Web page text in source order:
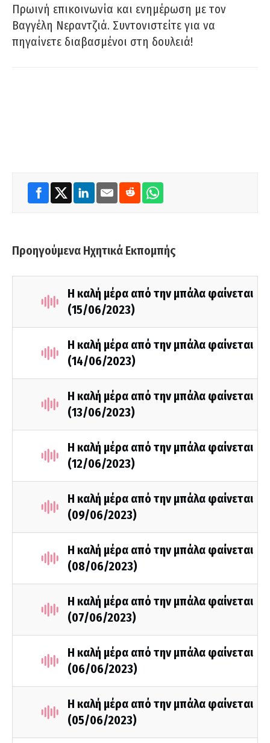
Πρωινή επικοινωνία και ενημέρωση με τον
Βαγγέλη Νεραντζιά. Συντονιστείτε για να
πηγαίνετε διαβασμένοι στη δουλειά!
Προηγούμενα Ηχητικά Εκπομπής
Η καλή μέρα από την μπάλα φαίνεται
(15/06/2023)
Η καλή μέρα από την μπάλα φαίνεται
(14/06/2023)
Η καλή μέρα από την μπάλα φαίνεται
(13/06/2023)
Η καλή μέρα από την μπάλα φαίνεται
(12/06/2023)
Η καλή μέρα από την μπάλα φαίνεται
(09/06/2023)
Η καλή μέρα από την μπάλα φαίνεται
(08/06/2023)
Η καλή μέρα από την μπάλα φαίνεται
(07/06/2023)
Η καλή μέρα από την μπάλα φαίνεται
(06/06/2023)
Η καλή μέρα από την μπάλα φαίνεται
(05/06/2023)